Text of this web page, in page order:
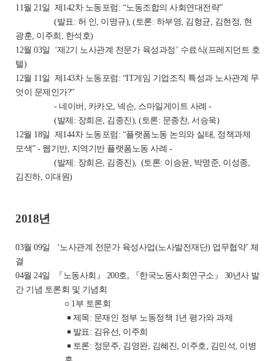
11월 21일 제142차 노동포럼: “노동조합의 사회연대전략”
(발표: 허 인, 이명규), (토론: 하부영, 김형균, 김현정, 현
광훈, 이주희, 한석호)
12월 03일 ‘제2기 노사관계 전문가 육성과정’ 수료식(프레지던트 호
텔)
12월 11일 제143차 노동포럼: “IT게임 기업조직 특성과 노사관계 무
엇이 문제인가?”
- 네이버, 카카오, 넥슨, 스마일게이트 사례 -
(발제: 장희은, 김종진), (토론: 문종찬, 서승욱)
12월 18일 제144차 노동포럼: “플랫폼노동 논의와 실태, 정책과제
모색” - 웹기반, 지역기반 플랫폼노동 사례 -
(발제: 장희은, 김종진), (토론: 이승윤, 박명준, 이성종,
김진하, 이대원)
2018년
03월 09일
‘노사관계 전문가 육성사업(노사발전재단) 업무협약’ 체
결
04월 24일
『노동사회』 200호, 『한국노동사회연구소』 30년사 발
간 기념 토론회 및 기념회
○ 1부 토론회
￭ 제목: 문재인 정부 노동정책 1년 평가와 과제
￭ 발표: 김유선, 이주희
￭ 토론: 정문주, 김영완, 김혜진, 이주호, 김민석, 이병